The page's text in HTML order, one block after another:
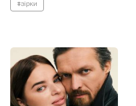
#зірки